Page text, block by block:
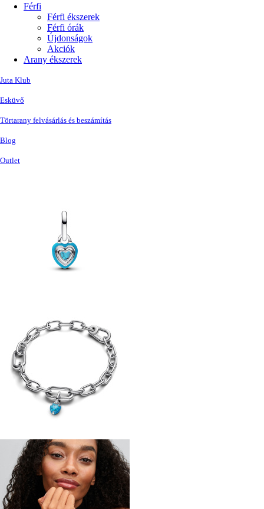
Férfi
Férfi ékszerek
Férfi órák
Újdonságok
Akciók
Arany ékszerek
Juta Klub
Esküvő
Törtarany felvásárlás és beszámítás
Blog
Outlet